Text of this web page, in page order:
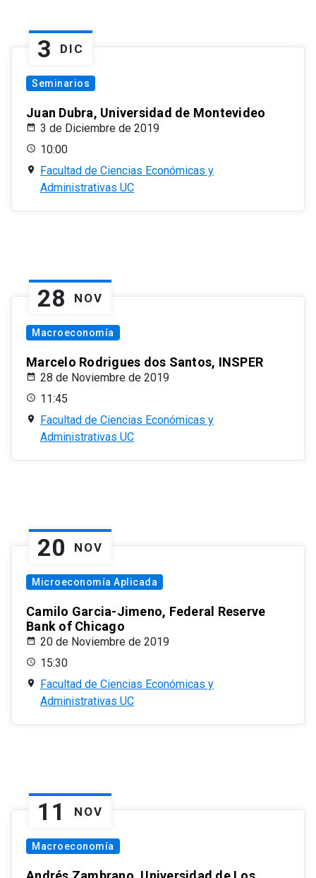
3 DIC
Seminarios
Juan Dubra, Universidad de Montevideo
3 de Diciembre de 2019
10:00
Facultad de Ciencias Económicas y
Administrativas UC
28 NOV
Macroeconomía
Marcelo Rodrigues dos Santos, INSPER
28 de Noviembre de 2019
11:45
Facultad de Ciencias Económicas y
Administrativas UC
20 NOV
Microeconomía Aplicada
Camilo Garcia-Jimeno, Federal Reserve
Bank of Chicago
20 de Noviembre de 2019
15:30
Facultad de Ciencias Económicas y
Administrativas UC
11 NOV
Macroeconomía